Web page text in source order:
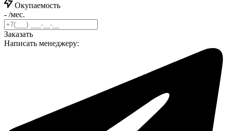
Окупаемость
- /мес.
Заказать
Написать менеджеру: